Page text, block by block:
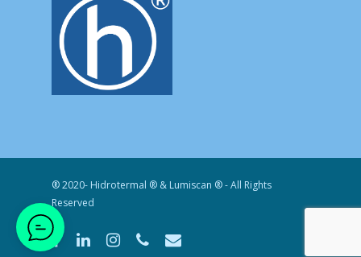
® 2020- Hidrotermal ® & Lumiscan ® - All Rights
Reserved